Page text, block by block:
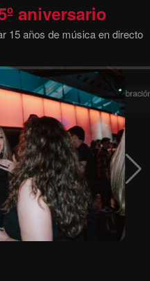
aniversario
15 años de música en directo